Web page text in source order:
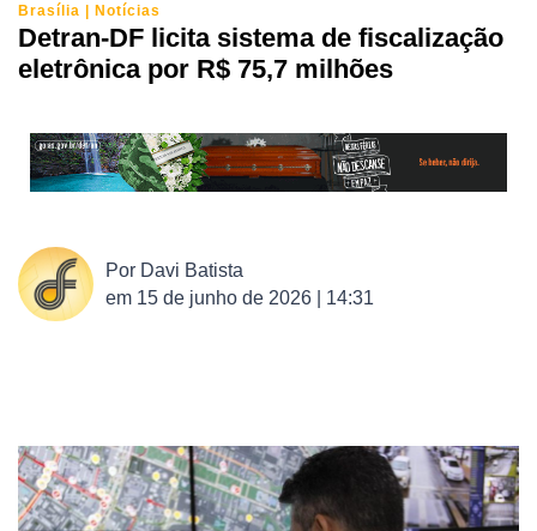
Brasília | Notícias
Detran-DF licita sistema de fiscalização
eletrônica por R$ 75,7 milhões
Por Davi Batista
em 15 de junho de 2026 | 14:31